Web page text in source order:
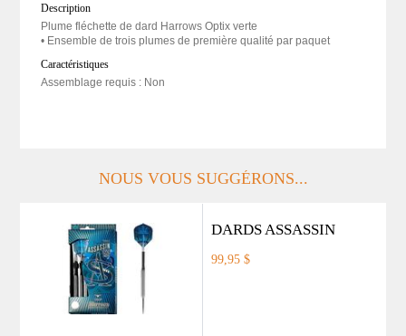
Description
Plume fléchette de dard Harrows Optix verte
• Ensemble de trois plumes de première qualité par paquet
Caractéristiques
Assemblage requis : Non
NOUS VOUS SUGGÉRONS...
DARDS ASSASSIN
99,95 $